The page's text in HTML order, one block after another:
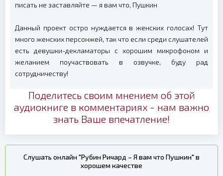
писать не заставляйте — я вам что, Пушкин
Данный проект остро нуждается в женских голосах! Тут
много женских персонжей, так что если среди слушателей
есть девушки-декламаторы с хорошим микрофоном и
желанием поучаствовать в озвучке, буду рад
сотрудничеству!
Поделитесь своим мнением об этой
аудиокниге в комментариях - нам важно
знать Ваше впечатление!
Слушать онлайн "Рубин Ричард – Я вам что Пушкин" в
хорошем качестве